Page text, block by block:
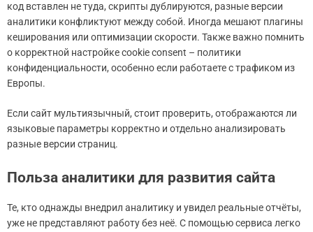
код вставлен не туда, скрипты дублируются, разные версии
аналитики конфликтуют между собой. Иногда мешают плагины
кеширования или оптимизации скорости. Также важно помнить
о корректной настройке cookie consent – политики
конфиденциальности, особенно если работаете с трафиком из
Европы.
Если сайт мультиязычный, стоит проверить, отображаются ли
языковые параметры корректно и отдельно анализировать
разные версии страниц.
Польза аналитики для развития сайта
Те, кто однажды внедрил аналитику и увидел реальные отчёты,
уже не представляют работу без неё. С помощью сервиса легко